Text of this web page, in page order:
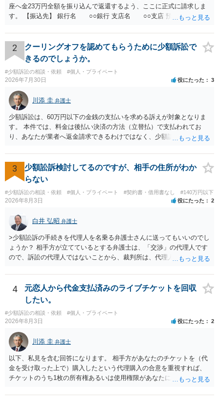
座へ金23万円全額を振り込んで返還するよう、ここに正式に請求しま
す。 【振込先】 銀行名 ○○銀行 支店名 ○○支店 預金種別 普通
されない場合には、貴殿には任意に返金する意思がないものと判断
し、やむを得ず、返還金23万円及びこれに対する遅延損害金の支払い
を求める民事訴訟、支払督促その他必要な法的手続を直ちに講じま
す。 その際には、訴訟に要する費用その他法令上認められる金員につ
いても併せて請求する予定ですので、あらかじめ申し添えます。 本件
は、貴殿自らが契約を解約したことによって生じた返還義務の履行を
求めるものにすぎません。貴殿の仕入先との取引関係や返金時期など
の内部事情は、私に対する返還義務の発生や履行時期には何ら影響を
及ぼすものではありません。 これ以上、本件の解決を不必要に遅延さ
せることなく、誠意をもって速やかに返金手続を履行されるよう、強
く求めます。 以上
2
クーリングオフを認めてもらうために少額訴訟で
きるのでしょうか。
#少額訴訟の相談・依頼 #個人・プライベート
2026年7月30日 役にたった 3
川添 圭 弁護士
少額訴訟は、60万円以下の金銭の支払いを求める訴えが対象となりま
す。 本件では、料金は後払い決済の方法（立替払）で支払われてお
り、あなたが業者へ返金請求できるわけではなく、少額訴訟は使えな
在確認請求訴訟を提起することも考えられますが、まずは後払い決済
業者へ（原契約のクーリング・オフの証拠の写しとともに）支払拒絶
の通知書を送り、もし訴訟や支払督促を行ってきた場合には全面的に
争う、というやり方がベターではないかと思います。弁護士会の相談
センター等で、消費者問題に強い弁護士（消費者保護委員会に所属し
ているなど）へ相談されることをお勧めします。
3
少額訟訴検討してるのですが、相手の住所がわか
らない
#少額訴訟の相談・依頼 #個人・プライベート #契約書・借用書なし #140万円以下
2026年8月3日 役にたった 2
白井 弘昭 弁護士
>少額訟訴の手続きを代理人を名乗る弁護士さんに送ってもいいのでし
ょうか？ 相手方が立てているとする弁護士は、「交渉」の代理人です
ので、訴訟の代理人ではないことから、裁判所は、代理人宛ての訴状
ている場合は、相手方（被告）の住所で訴状を作成提出し、裁判所に
代理人が就いていたことを知らせると（訴状の記載内容から明らかな
場合も）、裁判所が当該代理人弁護士に事前連絡し、引き続き訴訟も
受任するかを聞いたうえで、受任の意志が明らかになったところで、
直接被告に送達するのではなく、代理人に訴状の受領を促すこともあ
ります。 ラインのやり取りでしか証拠がないと、実際の本人性が明ら
かではありません。もちろん弁護士（２０万円の請求で代理人弁護士
に委任するかも疑わしいのですが）も住所は明らかにしないでしょ
う。 何か本人を示す事実（振込先などの情報）から、相手の住所等の
情報を割り出していくしかないように思えます。 以上、ご参考まで。
4
元恋人から代金支払済みのライブチケットを回収
したい。
#少額訴訟の相談・依頼 #個人・プライベート
2026年8月3日 役にたった 2
川添 圭 弁護士
以下、私見を含む回答になります。 相手方があなたのチケットを（代
金を受け取った上で）購入したという代理購入の合意を重視すれば、
チケットのうち1枚の所有権あるいは使用権限があなたにあり、チケッ
す。 一方、このチケット購入には「相手方と一緒に行く」という合意